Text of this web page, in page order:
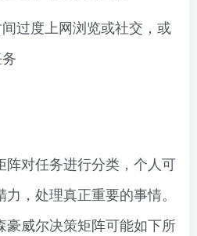
过度上网浏览或社交，或
阵对任务进行分类，个人可
，处理真正重要的事情。
豪威尔决策矩阵可能如下所